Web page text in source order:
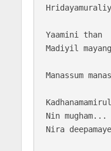
Yaamini than
Madiyil
Manassum
Nin mugham...
Nira